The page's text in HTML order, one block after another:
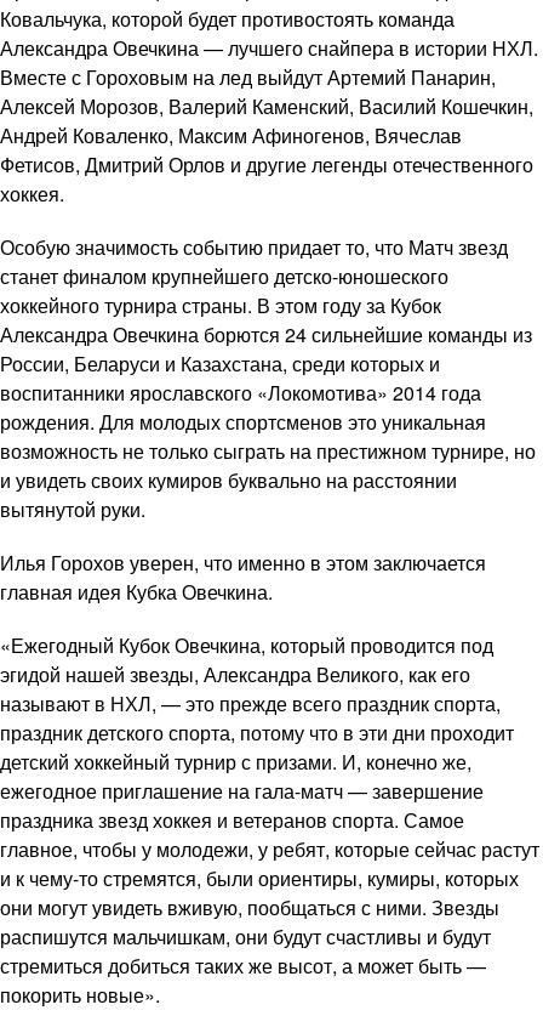
Ковальчука, которой будет противостоять команда
Александра Овечкина — лучшего снайпера в истории НХЛ.
Вместе с Гороховым на лед выйдут Артемий Панарин,
Алексей Морозов, Валерий Каменский, Василий Кошечкин,
Андрей Коваленко, Максим Афиногенов, Вячеслав
Фетисов, Дмитрий Орлов и другие легенды отечественного
хоккея.
Особую значимость событию придает то, что Матч звезд
станет финалом крупнейшего детско-юношеского
хоккейного турнира страны. В этом году за Кубок
Александра Овечкина борются 24 сильнейшие команды из
России, Беларуси и Казахстана, среди которых и
воспитанники ярославского «Локомотива» 2014 года
рождения. Для молодых спортсменов это уникальная
возможность не только сыграть на престижном турнире, но
и увидеть своих кумиров буквально на расстоянии
вытянутой руки.
Илья Горохов уверен, что именно в этом заключается
главная идея Кубка Овечкина.
«Ежегодный Кубок Овечкина, который проводится под
эгидой нашей звезды, Александра Великого, как его
называют в НХЛ, — это прежде всего праздник спорта,
праздник детского спорта, потому что в эти дни проходит
детский хоккейный турнир с призами. И, конечно же,
ежегодное приглашение на гала-матч — завершение
праздника звезд хоккея и ветеранов спорта. Самое
главное, чтобы у молодежи, у ребят, которые сейчас растут
и к чему-то стремятся, были ориентиры, кумиры, которых
они могут увидеть вживую, пообщаться с ними. Звезды
распишутся мальчишкам, они будут счастливы и будут
стремиться добиться таких же высот, а может быть —
покорить новые».